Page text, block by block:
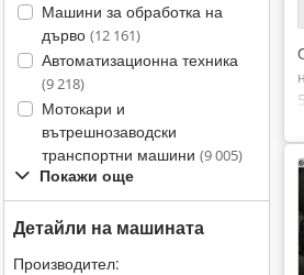
Машини за обработка на
дърво (12 161)
Автоматизационна техника
(9 218)
Мотокари и
вътрешнозаводски
транспортни машини (9 005)
Покажи още
Детайли на машината
Производител: